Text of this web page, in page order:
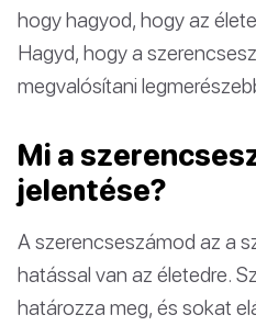
hogy hagyod, hogy az
Hagyd, hogy a
megvalósítani
Mi a
jelentése?
A szerencseszámod az a
hatással van az életedre.
határozza meg, és sokat